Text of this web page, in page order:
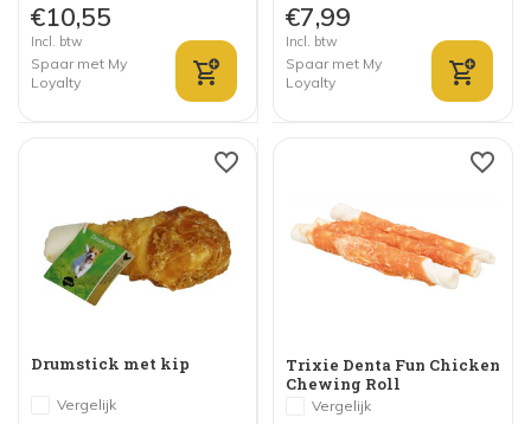
€10,55
Incl. btw
Spaar met My
Loyalty
€7,99
Incl. btw
Spaar met My
Loyalty
Drumstick met kip
Vergelijk
Trixie Denta Fun Chicken
Chewing Roll
Vergelijk